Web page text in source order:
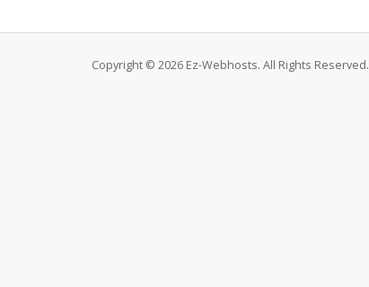
Copyright © 2026 Ez-Webhosts. All Rights Reserved.